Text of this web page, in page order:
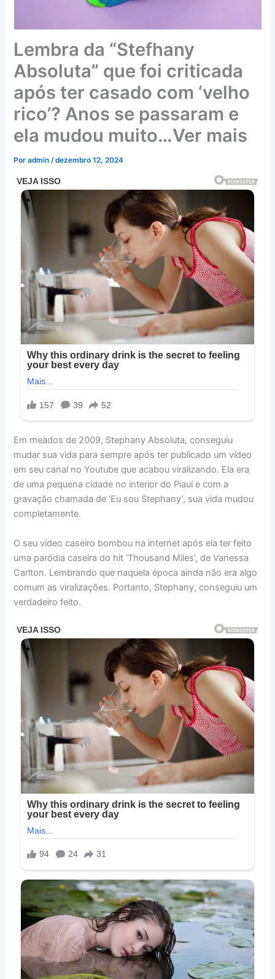
Lembra da “Stefhany
Absoluta” que foi criticada
após ter casado com ‘velho
rico’? Anos se passaram e
ela mudou muito…Ver mais
Poradmin/dezembro 12, 2024
Em meados de 2009, Stephany Absoluta, conseguiu
mudar sua vida para sempre após ter publicado um vídeo
em seu canal no Youtube que acabou viralizando. Ela era
de uma pequena cidade no interior do Piauí e com a
gravação chamada de ‘Eu sou Stephany’, sua vida mudou
completamente.
O seu vídeo caseiro bombou na internet após ela ter feito
uma paródia caseira do hit ‘Thousand Miles’, de Vanessa
Carlton. Lembrando que naquela época ainda não era algo
comum as viralizações. Portanto, Stephany, conseguiu um
verdadeiro feito.